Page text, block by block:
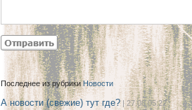
Последнее из рубрикиНовости
А новости (свежие) тут где?| 27.08 05:22